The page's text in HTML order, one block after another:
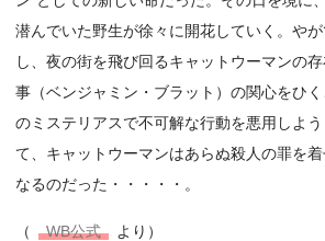
潜んでいた野生が徐々に開花していく。や
し、夜の街を飛び回るキャットウーマンの
事（ベンジャミン・ブラット）の関心をひ
のミステリアスで不可解な行動を悪用しよ
て、キャットウーマンはあらぬ殺人の罪を
なるのだった・・・・・。
（ WB公式 より）